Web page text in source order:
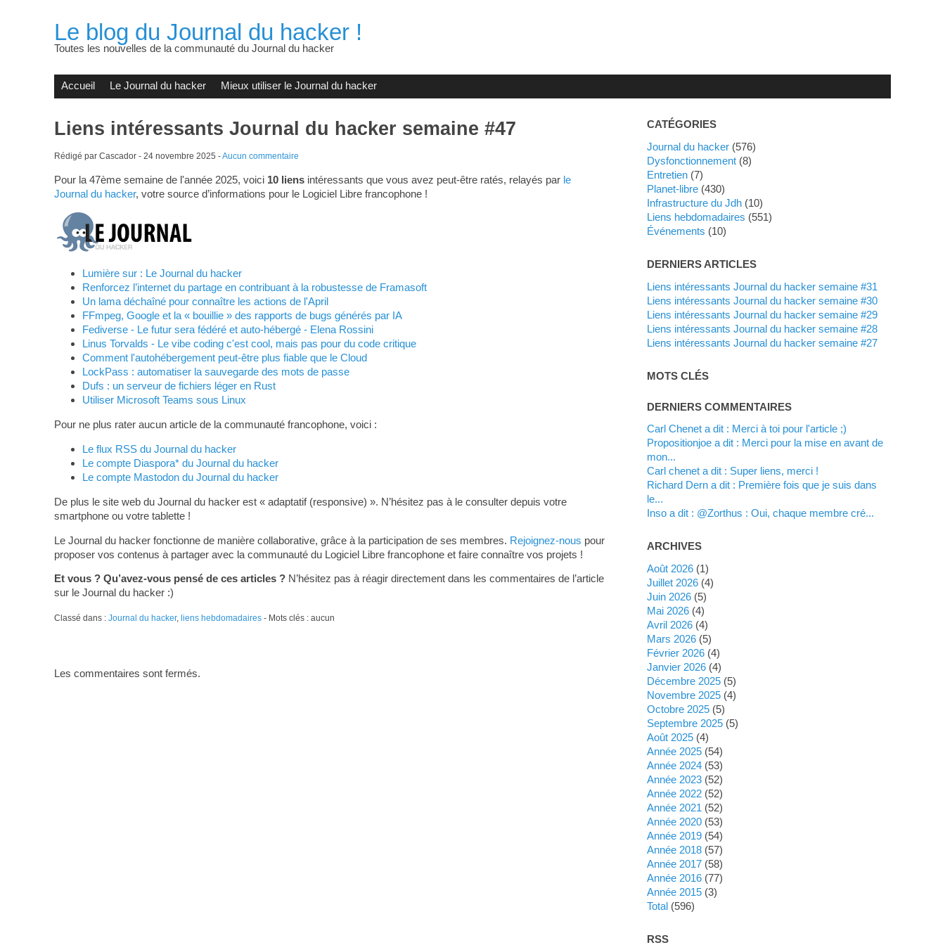
Le blog du Journal du hacker !
Toutes les nouvelles de la communauté du Journal du hacker
Accueil Le Journal du hacker Mieux utiliser le Journal du hacker
Liens intéressants Journal du hacker semaine #47
Rédigé par Cascador - 24 novembre 2025 -Aucun commentaire
Pour la 47ème semaine de l'année 2025, voici 10 liensintéressants que vous avez peut-être ratés, relayés par le
Journal du hacker, votre source d’informations pour le Logiciel Libre francophone !
Lumière sur : Le Journal du hacker
Renforcez l’internet du partage en contribuant à la robustesse de Framasoft
Un lama déchaîné pour connaître les actions de l'April
FFmpeg, Google et la « bouillie » des rapports de bugs générés par IA
Fediverse - Le futur sera fédéré et auto-hébergé - Elena Rossini
Linus Torvalds - Le vibe coding c'est cool, mais pas pour du code critique
Comment l'autohébergement peut-être plus fiable que le Cloud
LockPass : automatiser la sauvegarde des mots de passe
Dufs : un serveur de fichiers léger en Rust
Utiliser Microsoft Teams sous Linux
Pour ne plus rater aucun article de la communauté francophone, voici :
Le flux RSS du Journal du hacker
Le compte Diaspora* du Journal du hacker
Le compte Mastodon du Journal du hacker
De plus le site web du Journal du hacker est « adaptatif (responsive) ». N’hésitez pas à le consulter depuis votre
smartphone ou votre tablette !
Le Journal du hacker fonctionne de manière collaborative, grâce à la participation de ses membres. Rejoignez-nous pour
proposer vos contenus à partager avec la communauté du Logiciel Libre francophone et faire connaître vos projets !
Et vous ? Qu’avez-vous pensé de ces articles ?N’hésitez pas à réagir directement dans les commentaires de l’article
sur le Journal du hacker :)
Classé dans : Journal du hacker, liens hebdomadaires- Mots clés : aucun
Les commentaires sont fermés.
CATÉGORIES
Journal du hacker (576)
dysfonctionnement (8)
Entretien (7)
planet-libre (430)
Infrastructure du Jdh (10)
liens hebdomadaires (551)
événements (10)
DERNIERS ARTICLES
Liens intéressants Journal du hacker semaine #31
Liens intéressants Journal du hacker semaine #30
Liens intéressants Journal du hacker semaine #29
Liens intéressants Journal du hacker semaine #28
Liens intéressants Journal du hacker semaine #27
MOTS CLÉS
DERNIERS COMMENTAIRES
Carl Chenet a dit : Merci à toi pour l'article ;)
propositionjoe a dit : Merci pour la mise en avant de
mon...
Carl chenet a dit : Super liens, merci !
Richard Dern a dit : Première fois que je suis dans
le...
inso a dit : @Zorthus : Oui, chaque membre cré...
ARCHIVES
août 2026 (1)
juillet 2026 (4)
juin 2026 (5)
mai 2026 (4)
avril 2026 (4)
mars 2026 (5)
février 2026 (4)
janvier 2026 (4)
décembre 2025 (5)
novembre 2025 (4)
octobre 2025 (5)
septembre 2025 (5)
août 2025 (4)
année 2025 (54)
année 2024 (53)
année 2023 (52)
année 2022 (52)
année 2021 (52)
année 2020 (53)
année 2019 (54)
année 2018 (57)
année 2017 (58)
année 2016 (77)
année 2015 (3)
total (596)
RSS